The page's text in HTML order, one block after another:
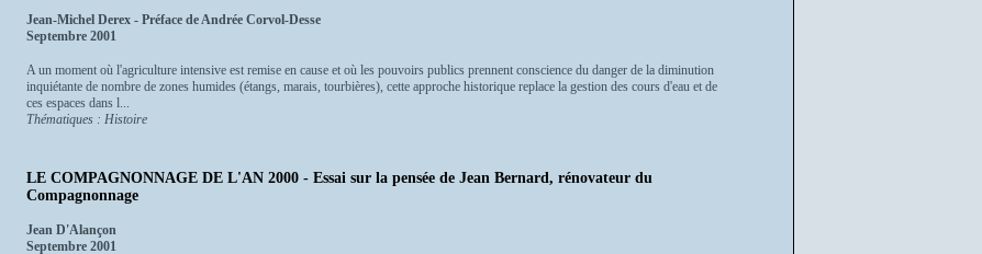
Jean-Michel Derex - Préface de Andrée Corvol-Desse
Septembre 2001
A un moment où l'agriculture intensive est remise en cause et où les pouvoirs publics prennent conscience du danger de la diminution
inquiétante de nombre de zones humides (étangs, marais, tourbières), cette approche historique replace la gestion des cours d'eau et de
ces espaces dans l...
Thématiques : Histoire
LE COMPAGNONNAGE DE L'AN 2000 - Essai sur la pensée de Jean Bernard, rénovateur du
Compagnonnage
Jean D'Alançon
Septembre 2001